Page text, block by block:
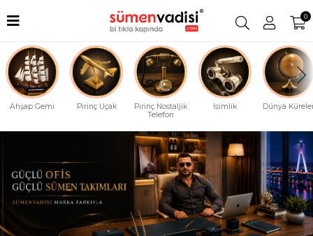
0
Ahşap Gemi Pirinç Uçak
Pirinç Nostaljik
Telefon
İsimlik Dünya